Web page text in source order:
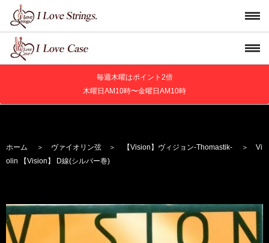
毎週木曜はポイント2倍
木曜日AM10時〜金曜日AM10時
ホーム ＞ ヴァイオリン弦 ＞ 【Vision】 ヴィジョン-Thomastik- ＞ Vi
olin 【Vision】 D線(シルバー巻)